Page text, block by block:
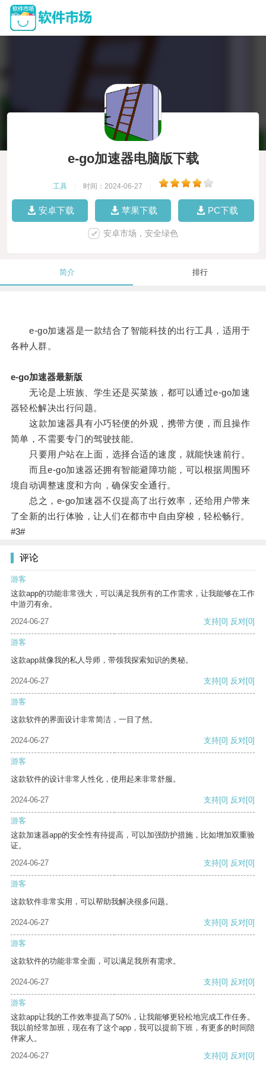
e-go加速器电脑版下载
工具 时间：2024-06-27
安卓下载 苹果下载 PC下载
安卓市场，安全绿色
简介 排行
e-go加速器是一款结合了智能科技的出行工具，适用于
各种人群。
e-go加速器最新版
无论是上班族、学生还是买菜族，都可以通过e-go加速
器轻松解决出行问题。
这款加速器具有小巧轻便的外观，携带方便，而且操作
简单，不需要专门的驾驶技能。
只要用户站在上面，选择合适的速度，就能快速前行。
而且e-go加速器还拥有智能避障功能，可以根据周围环
境自动调整速度和方向，确保安全通行。
总之，e-go加速器不仅提高了出行效率，还给用户带来
了全新的出行体验，让人们在都市中自由穿梭，轻松畅行。
#3#
评论
游客
这款app的功能非常强大，可以满足我所有的工作需求，让我能够在工作
中游刃有余。
2024-06-27
支持[0] 反对[0]
游客
这款app就像我的私人导师，带领我探索知识的奥秘。
2024-06-27 支持[0] 反对[0]
游客
这款软件的界面设计非常简洁，一目了然。
2024-06-27 支持[0] 反对[0]
游客
这款软件的设计非常人性化，使用起来非常舒服。
2024-06-27 支持[0] 反对[0]
游客
这款加速器app的安全性有待提高，可以加强防护措施，比如增加双重验
证。
2024-06-27
支持[0] 反对[0]
游客
这款软件非常实用，可以帮助我解决很多问题。
2024-06-27 支持[0] 反对[0]
游客
这款软件的功能非常全面，可以满足我所有需求。
2024-06-27 支持[0] 反对[0]
游客
这款app让我的工作效率提高了50%，让我能够更轻松地完成工作任务。
我以前经常加班，现在有了这个app，我可以提前下班，有更多的时间陪
伴家人。
2024-06-27
支持[0] 反对[0]